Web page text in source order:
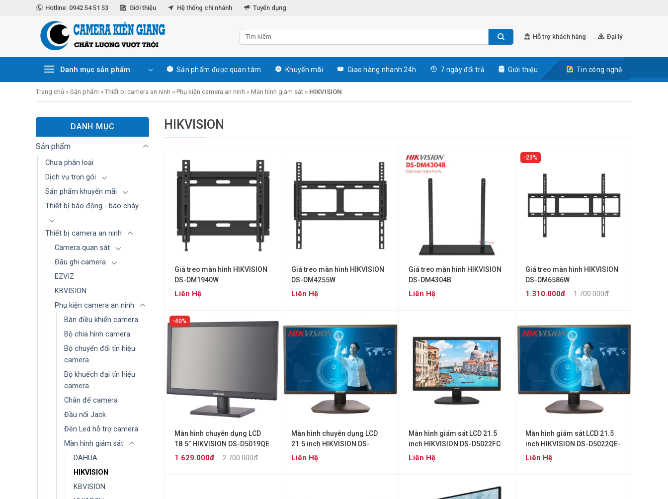
Hotline: 0942 54 51 53 Giới thiệu Hệ thống chi nhánh Tuyển dụng
Hỗ trợ khách hàng Đại lý
Danh mục sản phẩm Sản phẩm được quan tâm Khuyến mãi Giao hàng nhanh 24h 7 ngày đổi trả Giới thiệu Tin công nghệ
Trang chủ » Sản phẩm » Thiết bị camera an ninh » Phụ kiện camera an ninh » Màn hình giám sát » HIKVISION
DANH MỤC
Sản phẩm
Chưa phân loại
Dịch vụ trọn gói
Sản phẩm khuyến mãi
Thiết bị báo động - báo cháy
Thiết bị camera an ninh
Camera quan sát
Đầu ghi camera
EZVIZ
KBVISION
Phụ kiện camera an ninh
Bàn điều khiển camera
Bộ chia hình camera
Bộ chuyển đổi tín hiệu
camera
Bộ khuếch đại tín hiệu
camera
Chân đế camera
Đầu nối Jack
Đèn Led hỗ trợ camera
Màn hình giám sát
DAHUA
HIKVISION
KBVISION
HIKVISION
Giá treo màn hình HIKVISION
DS-DM1940W
Liên Hệ
Giá treo màn hình HIKVISION
DS-DM4255W
Liên Hệ
Giá treo màn hình HIKVISION
DS-DM4304B
Liên Hệ
23%
Giá treo màn hình HIKVISION
DS-DM6586W
1.700.000đ
1.310.000đ
40%
Màn hình chuyên dụng LCD
18.5” HIKVISION DS-D5019QE
2.700.000đ
1.629.000đ
Màn hình chuyên dụng LCD
21.5 inch HIKVISION DS-
D5022QE-E
Liên Hệ
Màn hình giám sát LCD 21.5
inch HIKVISION DS-D5022FC
Liên Hệ
Màn hình giám sát LCD 21.5
inch HIKVISION DS-D5022QE-
BLiên Hệ